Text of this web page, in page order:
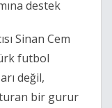
destek
Sinan Cem
futbol
değil,
bir gurur